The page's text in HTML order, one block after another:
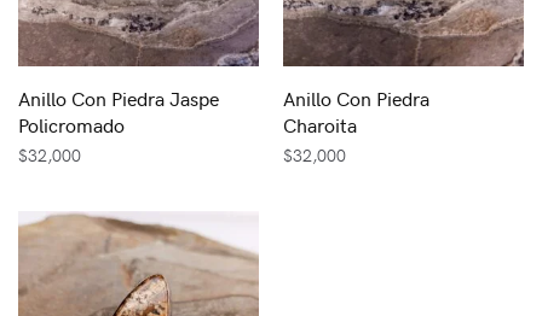
Anillo Con Piedra Jaspe
Policromado
$32,000
Anillo Con Piedra
Charoita
$32,000